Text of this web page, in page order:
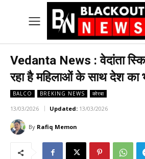
Vedanta News : वेदांता
रहा है महिलाओं के साथ देश का
BALCO BREKING NEWS कोरबा
13/03/2026 Updated: 13/03/2026
By Rafiq Memon